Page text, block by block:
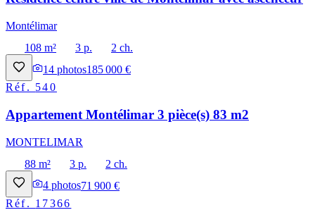
Montélimar
108 m²
3 p.
2 ch.
14 photos185 000 €
Réf. 540
Appartement Montélimar 3 pièce(s) 83 m2
MONTELIMAR
88 m²
3 p.
2 ch.
4 photos71 900 €
Réf. 17366